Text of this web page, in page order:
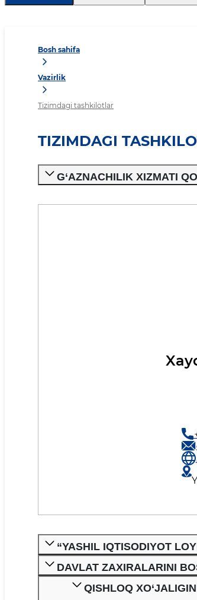
Bosh sahifa
Vazirlik
Tizimdagi tashkilotlar
TIZIMDAGI
G‘AZNACHILIK XIZMATI
“YASHIL IQTISODIYOT
DAVLAT ZAXIRALARINI
QISHLOQ